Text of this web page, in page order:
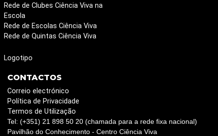
Rede de Clubes Ciência Viva na
Escola
Rede de Escolas Ciência Viva
Rede de Quintas Ciência Viva
Logotipo
CONTACTOS
Correio electrónico
Política de Privacidade
Termos de Utilização
Tel: (+351) 21 898 50 20 (chamada para a rede fixa nacional)
Pavilhão do Conhecimento - Centro Ciência Viva